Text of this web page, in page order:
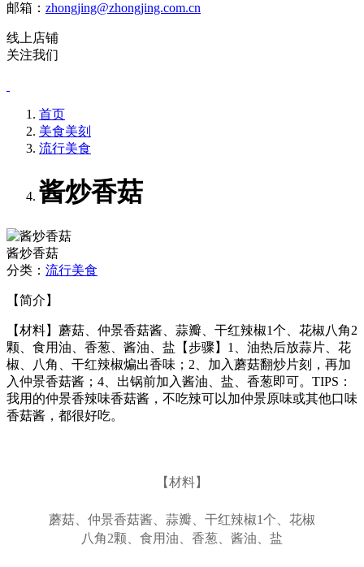
邮箱： zhongjing@zhongjing.com.cn
线上店铺
关注我们
首页
美食美刻
流行美食
酱炒香菇
酱炒香菇
分类： 流行美食
【简介】
【材料】蘑菇、仲景香菇酱、蒜瓣、干红辣椒1个、花椒八角2
颗、食用油、香葱、酱油、盐【步骤】1、油热后放蒜片、花
椒、八角、干红辣椒煸出香味；2、加入蘑菇翻炒片刻，再加
入仲景香菇酱；4、出锅前加入酱油、盐、香葱即可。TIPS：
我用的仲景香辣味香菇酱，不吃辣可以加仲景原味或其他口味
香菇酱，都很好吃。
【材料】
蘑菇、仲景香菇酱、蒜瓣、干红辣椒1个、花椒
八角2颗、食用油、香葱、酱油、盐